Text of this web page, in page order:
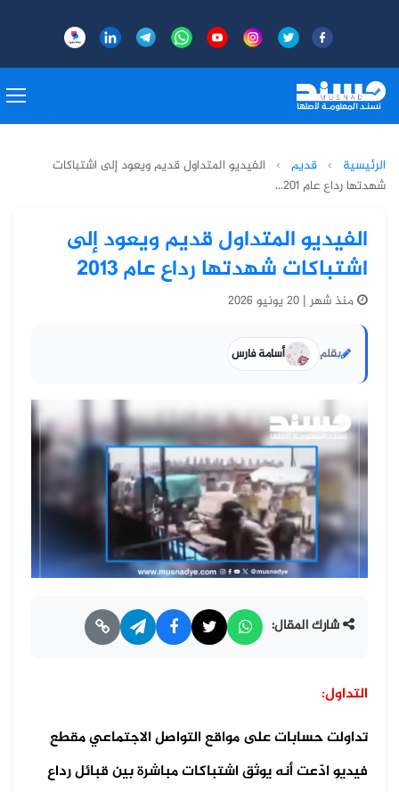
الرئيسية › قديم › الفيديو المتداول قديم ويعود إلى اشتباكات
شهدتها رداع عام 201...
الفيديو المتداول قديم ويعود إلى
اشتباكات شهدتها رداع عام 2013
منذ شهر | 20 يونيو 2026
بقلم أسامة فارس
شارك المقال:
التداول:
تداولت حسابات على مواقع التواصل الاجتماعي مقطع
فيديو ادّعت أنه يوثق اشتباكات مباشرة بين قبائل رداع